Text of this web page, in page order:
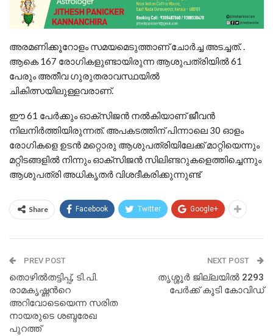
അരമണിക്കൂറോളം സമയമെടുത്താണ് ചോർച്ച അടച്ചത്. .
ആകെ 167 രോഗികളുണ്ടായിരുന്ന ആശുപത്രിയിൽ 61
പേരും അതീവ ഗുരുതരാവസ്ഥയിൽ
ചികിത്സയിലുള്ളവരാണ്.
ഈ 61 പേർക്കും ഓക്സിജൻ നൽകിയാണ് ജീവൻ
നിലനിർത്തിയിരുന്നത്. അപകടത്തിന് പിന്നാലെ 30 ഓളം
രോഗികളെ ഉടൻ മറ്റൊരു ആശുപത്രിയിലേക്ക് മാറ്റിയെന്നും
മറ്റിടങ്ങളിൽ നിന്നും ഓക്സിജൻ സിലിണ്ടറുകളെത്തിച്ചെന്നും
ആശുപത്രി അധികൃതർ വിശദീകരിക്കുന്നുണ്ട്
Share Facebook Twitter Google+
PREV POST
തൊഴില്‍തട്ടിപ്പ്, ടി.പി.
രാമകൃഷ്ണന്‍റെ
അറിവോടെയെന്ന സരിത
നായരുടെ ശബ്ദരേഖ
പുറത്ത്
NEXT POST
തൃശ്ശൂര്‍ ജില്ലയില്‍ 2293
പേര്‍ക്ക് കൂടി കോവിഡ്